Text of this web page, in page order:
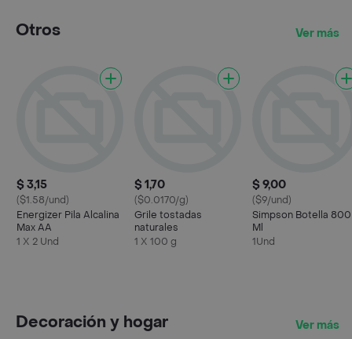
Otros Ver más
$ 3,15
($1.58/und)
Energizer Pila Alcalina
Max AA
1 X 2 Und
$ 1,70
($0.0170/g)
Grile tostadas
naturales
1 X 100 g
$ 9,00
($9/und)
Simpson Botella 800
Ml
1Und
Decoración y hogar Ver más